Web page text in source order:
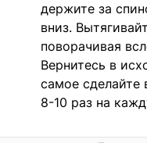
держите за
вниз.
поворачивая
Вернитесь в
самое сделайте
8-10 раз на